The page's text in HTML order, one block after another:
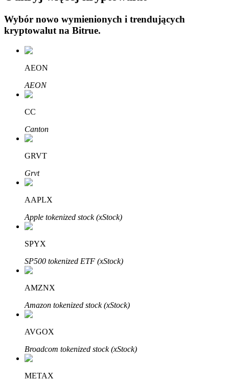
Zdobądź długoterminowy zysk i elastyczne zainteresowania
Naucz się stakingu
Dowiedz się, jak uzyskać dochód pasywny
Bitrue
Bitruści Partnerzy
Wybór nowo wymienionych i trendujących
kryptowalut na Bitrue.
AEON
AEON
CC
Canton
GRVT
Grvt
AAPLX
Apple tokenized stock (xStock)
SPYX
SP500 tokenized ETF (xStock)
AMZNX
Amazon tokenized stock (xStock)
AVGOX
Broadcom tokenized stock (xStock)
METAX